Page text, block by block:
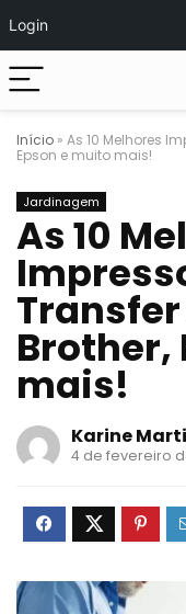
Login
Início » As 10 Melhores
Epson e muito mais!
Jardinagem
As 10
Transfer
Brother,
mais!
Karine
4 de fevereiro